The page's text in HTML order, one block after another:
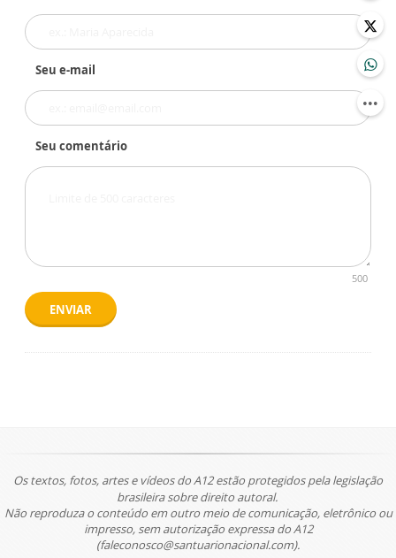
Seu e-mail
Seu comentário
500
ENVIAR
Os textos, fotos, artes e vídeos do A12 estão protegidos pela legislação
brasileira sobre direito autoral.
Não reproduza o conteúdo em outro meio de comunicação, eletrônico ou
impresso, sem autorização expressa do A12
(faleconosco@santuarionacional.com).